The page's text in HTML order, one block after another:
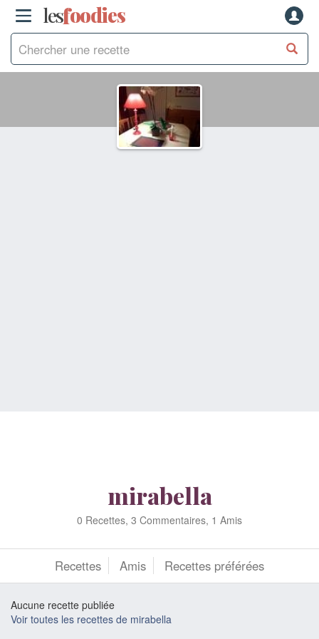
lesfoodies
mirabella
0 Recettes, 3 Commentaires, 1 Amis
Recettes Amis Recettes préférées
Aucune recette publiée
Voir toutes les recettes de mirabella